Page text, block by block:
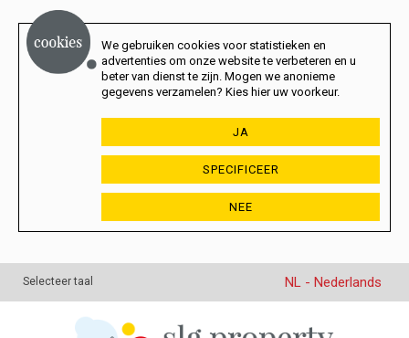
We gebruiken cookies voor statistieken en
advertenties om onze website te verbeteren en u
beter van dienst te zijn. Mogen we anonieme
gegevens verzamelen? Kies hier uw voorkeur.
JA
SPECIFICEER
NEE
Selecteer taal NL - Nederlands